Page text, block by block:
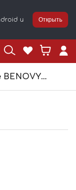
и
Открыть
Перчатки нитровиниловые BENOVY M (50 пар в уп.), 16756